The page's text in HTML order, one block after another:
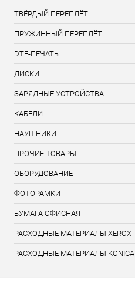
ТВЁРДЫЙ ПЕРЕПЛЁТ
ПРУЖИННЫЙ ПЕРЕПЛЁТ
DTF-ПЕЧАТЬ
ДИСКИ
ЗАРЯДНЫЕ УСТРОЙСТВА
КАБЕЛИ
НАУШНИКИ
ПРОЧИЕ ТОВАРЫ
ОБОРУДОВАНИЕ
ФОТОРАМКИ
БУМАГА ОФИСНАЯ
РАСХОДНЫЕ МАТЕРИАЛЫ XEROX
РАСХОДНЫЕ МАТЕРИАЛЫ KONICA